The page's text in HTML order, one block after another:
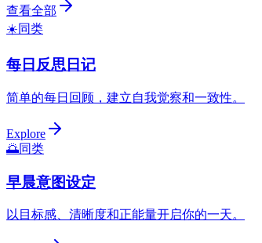
查看全部
☀️同类
每日反思日记
简单的每日回顾，建立自我觉察和一致性。
Explore
🌅同类
早晨意图设定
以目标感、清晰度和正能量开启你的一天。